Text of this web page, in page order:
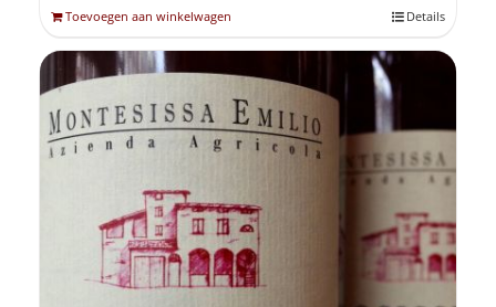
Toevoegen aan winkelwagen Details